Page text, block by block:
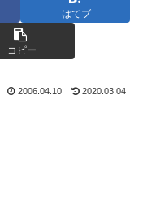
はてブ
コピー
2006.04.10 2020.03.04